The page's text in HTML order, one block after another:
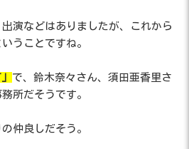
演などはありましたが、これから
うことですね。
で、鈴木奈々さん、須田亜香里さ
所だそうです。
仲良しだそう。